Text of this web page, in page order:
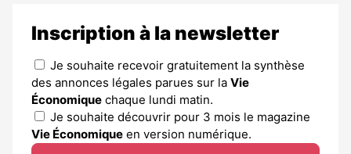
Inscription à la newsletter
Je souhaite recevoir gratuitement la synthèse
des annonces légales parues sur la Vie
Économique chaque lundi matin.
Je souhaite découvrir pour 3 mois le magazine
Vie Économique en version numérique.